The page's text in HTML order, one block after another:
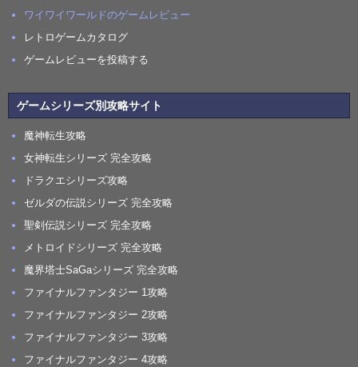
ワイワイワールドのゲームレビュー
レトロゲームカタログ
ゲームレビューを投稿する
ゲームシリーズ別攻略サイト
魔神転生攻略
女神転生シリーズ 完全攻略
ドラクエシリーズ攻略
ゼルダの伝説シリーズ 完全攻略
聖剣伝説シリーズ 完全攻略
メトロイドシリーズ 完全攻略
魔界塔士SaGaシリーズ 完全攻略
ファイナルファンタジー 1攻略
ファイナルファンタジー 2攻略
ファイナルファンタジー 3攻略
ファイナルファンタジー 4攻略